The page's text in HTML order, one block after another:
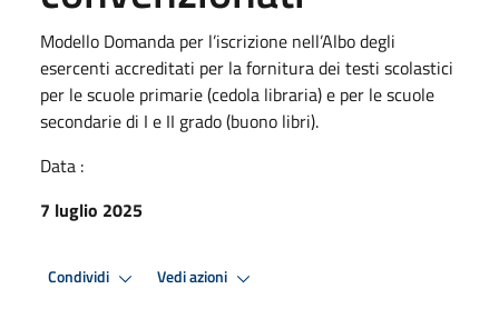
Modello Domanda per l’iscrizione nell’Albo degli
esercenti accreditati per la fornitura dei testi scolastici
per le scuole primarie (cedola libraria) e per le scuole
secondarie di I e II grado (buono libri).
Data :
7 luglio 2025
Condividi Vedi azioni